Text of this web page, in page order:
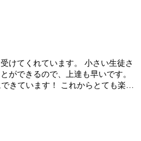
けてくれています。 小さい生徒さ
ができるので、上達も早いです。
きています！ これからとても楽し